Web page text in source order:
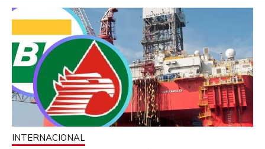
INTERNACIONAL